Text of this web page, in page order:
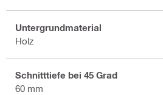
Untergrundmaterial
Holz
Schnitttiefe bei 45 Grad
60 mm